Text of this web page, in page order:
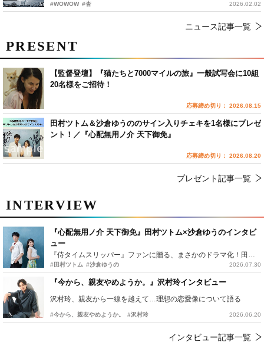
#WOWOW #杏 2026.02.02
ニュース記事一覧
INTERVIEW
『心配無用ノ介 天下御免』田村ツトム×沙倉ゆうのインタビ
ュー
#田村ツトム #沙倉ゆうの 2026.07.30
『今から、親友やめようか。』沢村玲インタビュー
沢村玲、親友から一線を越えて…理想の恋愛像について語る
#今から、親友やめようか。 #沢村玲 2026.06.20
インタビュー記事一覧
PRESENT
【監督登壇】『猫たちと7000マイルの旅』一般試写会に10組
20名様をご招待！
応募締め切り： 2026.08.15
田村ツトム＆沙倉ゆうののサイン入りチェキを1名様にプレゼ
ント！／『心配無用ノ介 天下御免』
応募締め切り： 2026.08.20
プレゼント記事一覧